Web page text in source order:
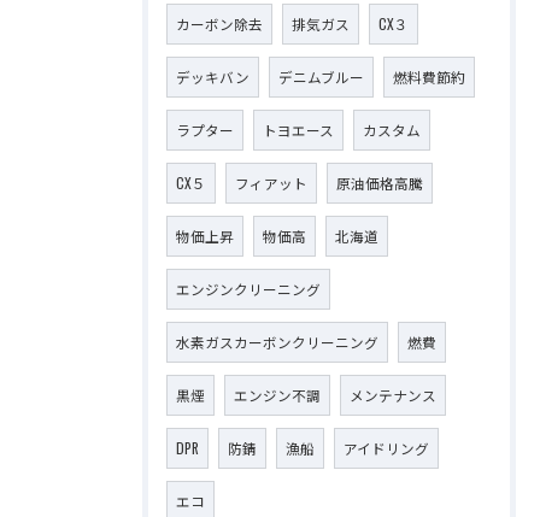
カーボン除去 排気ガス CX３
デッキバン デニムブルー 燃料費節約
ラプター トヨエース カスタム
CX５ フィアット 原油価格高騰
物価上昇 物価高 北海道
エンジンクリーニング
水素ガスカーボンクリーニング 燃費
黒煙 エンジン不調 メンテナンス
DPR 防錆 漁船 アイドリング
エコ